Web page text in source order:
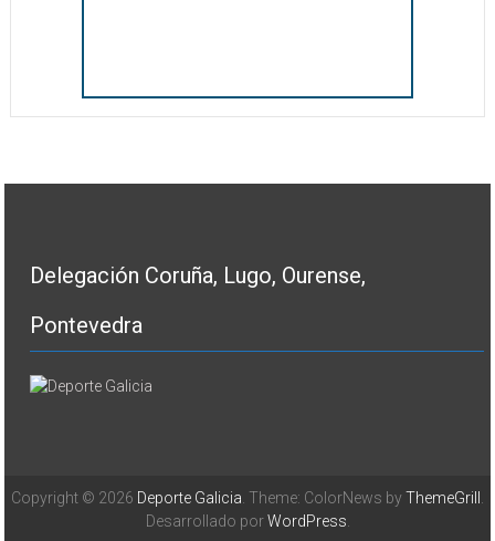
Delegación Coruña, Lugo, Ourense,
Pontevedra
Copyright © 2026 Deporte Galicia . Theme: ColorNews byThemeGrill
Desarrollado porWordPress